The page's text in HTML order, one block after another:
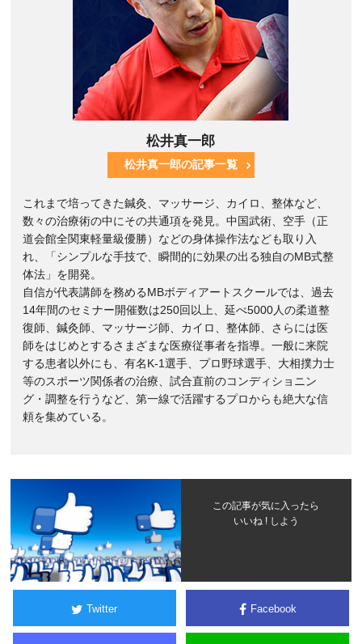
松井真一郎
松井真一郎の記事一覧
これまで培ってきた鍼灸、マッサージ、カイロ、整体など、
数々の治療術の中にその共通項を発見。中国武術、空手（正
道会館全関東軽量級優勝）などの身体操作法なども取り入
れ、「シンプルな手技で、瞬間的に効果の出る独自のMB式整
体法」を開発。
自信が代表講師を務めるMBボディアートスクールでは、過去
14年間のセミナー開催数は250回以上、延べ5000人の柔道整
復師、鍼灸師、マッサージ師、カイロ、整体師、さらには医
師をはじめとするさまざまな医療従事者を指導。一般に来院
する患者以外にも、有名K-1選手、プロ野球選手、大相撲力士
等のスポーツ関係者の治療、試合直前のコンディショニン
グ・調整を行うなど、第一線で活躍するプロからも絶大な信
頼を集めている。
この記事が気に入ったら
いいね ! しよう
Twitter Facebook